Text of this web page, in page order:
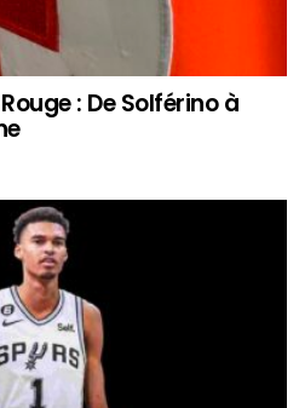
: De Solférino à